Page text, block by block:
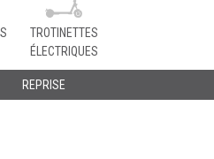
TROTINETTES
ÉLECTRIQUES
REPRISE